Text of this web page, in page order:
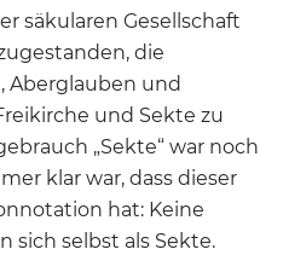
säkularen Gesellschaft
die
Aberglauben und
und Sekte zu
„Sekte“ war noch
klar war, dass dieser
hat: Keine
sich selbst als Sekte.